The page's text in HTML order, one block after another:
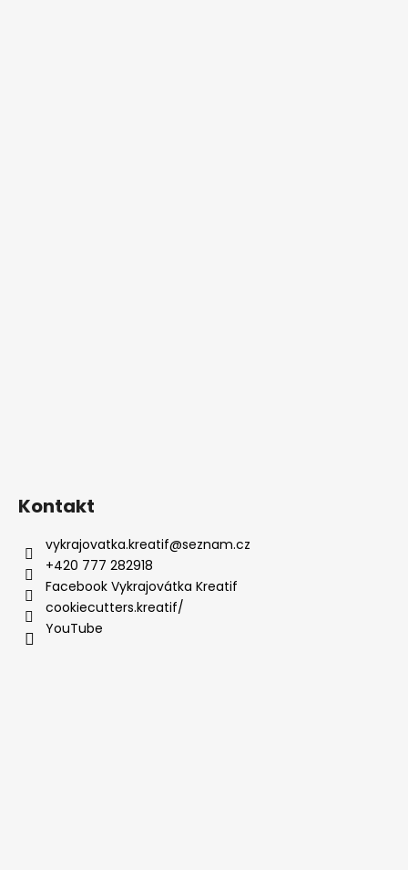
Kontakt
vykrajovatka.kreatif@seznam.cz
+420 777 282918
Facebook Vykrajovátka Kreatif
cookiecutters.kreatif/
YouTube